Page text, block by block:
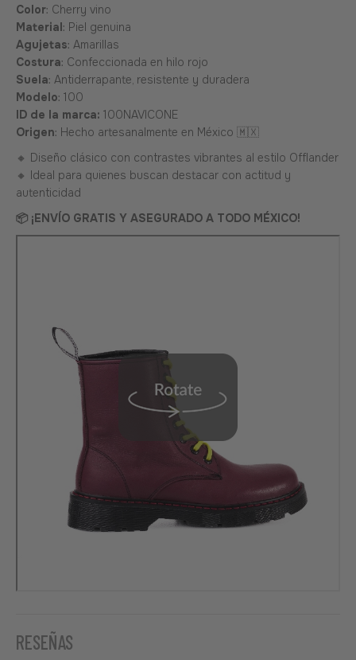
Color: Cherry vino
Material: Piel genuina
Agujetas: Amarillas
Costura: Confeccionada en hilo rojo
Suela: Antiderrapante, resistente y duradera
Modelo: 100
ID de la marca: 100NAVICONE
Origen: Hecho artesanalmente en México 🇲🇽
🔸 Diseño clásico con contrastes vibrantes al estilo Offlander
🔸 Ideal para quienes buscan destacar con actitud y
autenticidad
📦 ¡ENVÍO GRATIS Y ASEGURADO A TODO MÉXICO!
RESEÑAS